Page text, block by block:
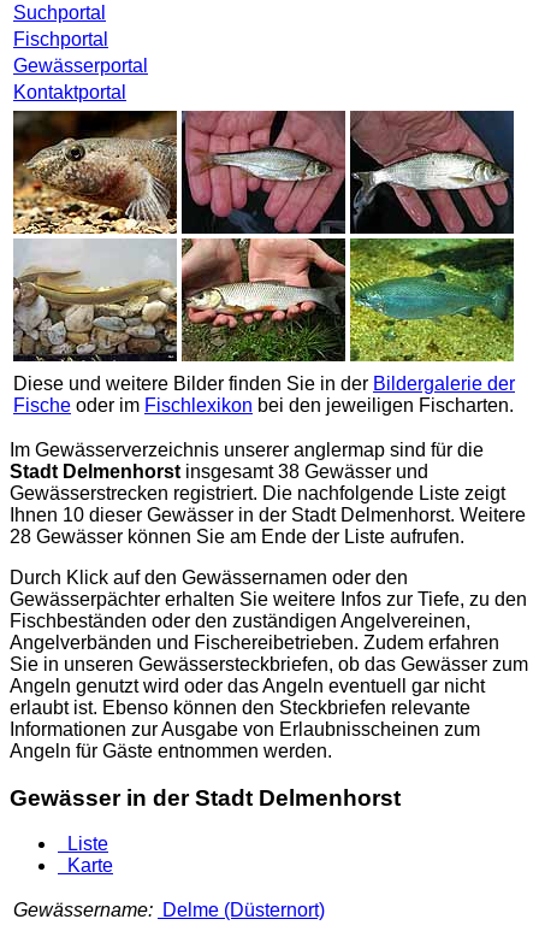
Suchportal
Fischportal
Gewässerportal
Kontaktportal
Diese und weitere Bilder finden Sie in der Bildergalerie der
Fische oder im Fischlexikon bei den jeweiligen Fischarten.
Im Gewässerverzeichnis unserer anglermap sind für die
Stadt Delmenhorst insgesamt 38 Gewässer und
Gewässerstrecken registriert. Die nachfolgende Liste zeigt
Ihnen 10 dieser Gewässer in der Stadt Delmenhorst. Weitere
28 Gewässer können Sie am Ende der Liste aufrufen.
Durch Klick auf den Gewässernamen oder den
Gewässerpächter erhalten Sie weitere Infos zur Tiefe, zu den
Fischbeständen oder den zuständigen Angelvereinen,
Angelverbänden und Fischereibetrieben. Zudem erfahren
Sie in unseren Gewässersteckbriefen, ob das Gewässer zum
Angeln genutzt wird oder das Angeln eventuell gar nicht
erlaubt ist. Ebenso können den Steckbriefen relevante
Informationen zur Ausgabe von Erlaubnisscheinen zum
Angeln für Gäste entnommen werden.
Gewässer in der Stadt Delmenhorst
Liste
Karte
Gewässername: Delme (Düsternort)